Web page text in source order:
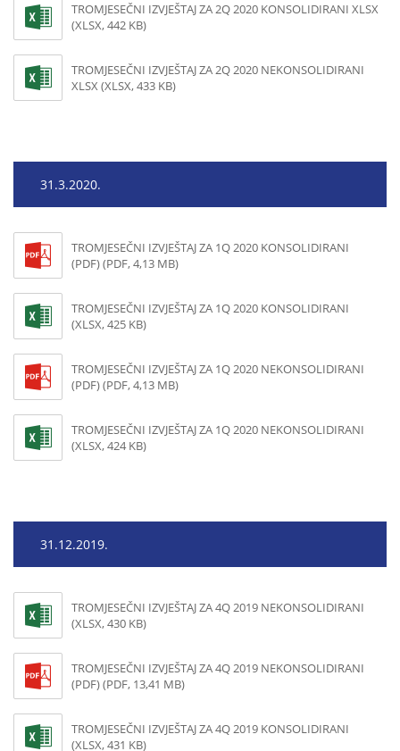
TROMJESEČNI IZVJEŠTAJ ZA 2Q 2020 KONSOLIDIRANI XLSX
(XLSX, 442 KB)
TROMJESEČNI IZVJEŠTAJ ZA 2Q 2020 NEKONSOLIDIRANI
XLSX (XLSX, 433 KB)
31.3.2020.
TROMJESEČNI IZVJEŠTAJ ZA 1Q 2020 KONSOLIDIRANI
(PDF) (PDF, 4,13 MB)
TROMJESEČNI IZVJEŠTAJ ZA 1Q 2020 KONSOLIDIRANI
(XLSX, 425 KB)
TROMJESEČNI IZVJEŠTAJ ZA 1Q 2020 NEKONSOLIDIRANI
(PDF) (PDF, 4,13 MB)
TROMJESEČNI IZVJEŠTAJ ZA 1Q 2020 NEKONSOLIDIRANI
(XLSX, 424 KB)
31.12.2019.
TROMJESEČNI IZVJEŠTAJ ZA 4Q 2019 NEKONSOLIDIRANI
(XLSX, 430 KB)
TROMJESEČNI IZVJEŠTAJ ZA 4Q 2019 NEKONSOLIDIRANI
(PDF) (PDF, 13,41 MB)
TROMJESEČNI IZVJEŠTAJ ZA 4Q 2019 KONSOLIDIRANI
(XLSX, 431 KB)